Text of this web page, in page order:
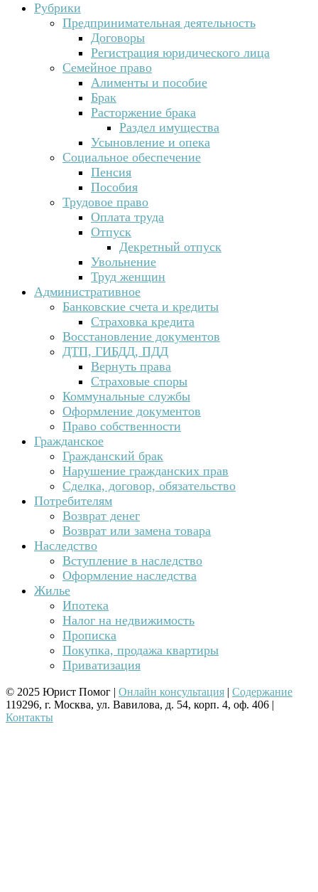
Рубрики
Предпринимательная деятельность
Договоры
Регистрация юридического лица
Семейное право
Алименты и пособие
Брак
Расторжение брака
Раздел имущества
Усыновление и опека
Социальное обеспечение
Пенсия
Пособия
Трудовое право
Оплата труда
Отпуск
Декретный отпуск
Увольнение
Труд женщин
Административное
Банковские счета и кредиты
Страховка кредита
Восстановление документов
ДТП, ГИБДД, ПДД
Вернуть права
Страховые споры
Коммунальные службы
Оформление документов
Право собственности
Гражданское
Гражданский брак
Нарушение гражданских прав
Сделка, договор, обязательство
Потребителям
Возврат денег
Возврат или замена товара
Наследство
Вступление в наследство
Оформление наследства
Жилье
Ипотека
Налог на недвижимость
Прописка
Покупка, продажа квартиры
Приватизация
© 2025 Юрист Помог | Онлайн консультация | Содержание
119296, г. Москва, ул. Вавилова, д. 54, корп. 4, оф. 406 |
Контакты